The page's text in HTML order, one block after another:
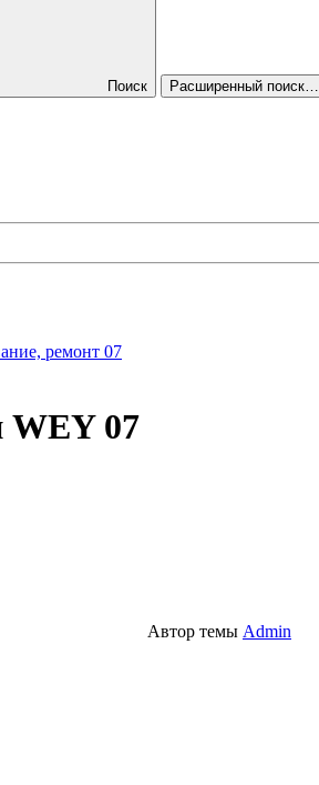
Поиск Расширенный поиск…
ремонт 07
07
Автор темы Admin